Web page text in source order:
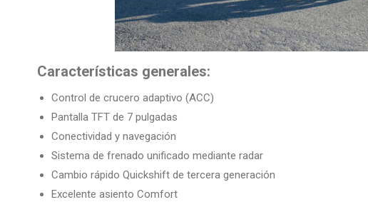
Características generales:
Control de crucero adaptivo (ACC)
Pantalla TFT de 7 pulgadas
Conectividad y navegación
Sistema de frenado unificado mediante radar
Cambio rápido Quickshift de tercera generación
Excelente asiento Comfort